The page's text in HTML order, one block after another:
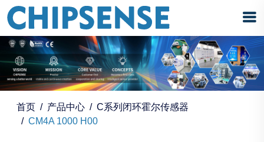
首页 产品中心
C系列闭环霍尔传感器
CM4A 1000 H00